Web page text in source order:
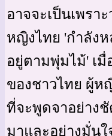
อาจจะเป็นเพรา
หญิงไทย 'กำลัง
อยู่ตามพุ่มไม้' เมื่
ของชาวไทย ผู้ห
ที่จะพูดจาอย่างชั
มาและอย่างมั่น